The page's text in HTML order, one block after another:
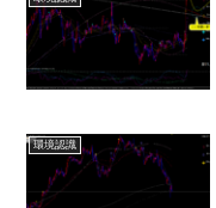
環境認識